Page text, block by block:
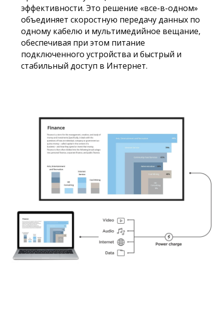
эффективности. Это решение «все-в-одном»
объединяет скоростную передачу данных по
одному кабелю и мультимедийное вещание,
обеспечивая при этом питание
подключенного устройства и быстрый и
стабильный доступ в Интернет.​